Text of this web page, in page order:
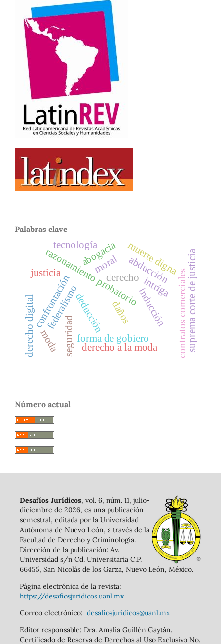
Palabras clave
abducción
deducción inducción
razonamiento probatorio
derecho
federalismo
forma de gobiero
seguridad
confrontación
moral
intriga
muerte digna
contratos comerciales
moda derecho a la moda
abogacia
daños
justicia suprema corte de justicia
derecho digital
tecnología
Número actual
Desafíos Jurídicos, vol. 6, núm. 11, julio-
diciembre de 2026, es una publicación
semestral, editada por la Universidad
Autónoma de Nuevo León, a través de la
Facultad de Derecho y Criminología.
Dirección de la publicación: Av.
Universidad s/n Cd. Universitaria C.P.
66455, San Nicolás de los Garza, Nuevo León, México.
Página electrónica de la revista:
https://desafiosjuridicos.uanl.mx
Correo electrónico: desafiosjuridicos@uanl.mx
Editor responsable: Dra. Amalia Guillén Gaytán.
Certificado de Reserva de Derechos al Uso Exclusivo No.